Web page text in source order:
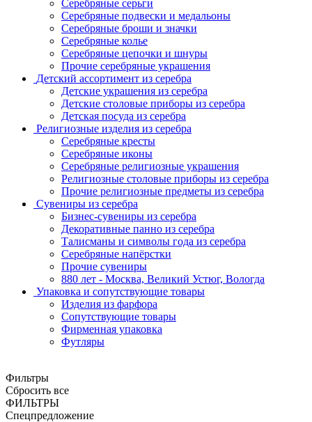
Серебряные серьги
Серебряные подвески и медальоны
Серебряные броши и значки
Серебряные колье
Серебряные цепочки и шнуры
Прочие серебряные украшения
Детский ассортимент из серебра
Детские украшения из серебра
Детские столовые приборы из серебра
Детская посуда из серебра
Религиозные изделия из серебра
Серебряные кресты
Серебряные иконы
Серебряные религиозные украшения
Религиозные столовые приборы из серебра
Прочие религиозные предметы из серебра
Сувениры из серебра
Бизнес-сувениры из серебра
Декоративные панно из серебра
Талисманы и символы года из серебра
Серебряные напёрстки
Прочие сувениры
880 лет - Москва, Великий Устюг, Вологда
Упаковка и сопутствующие товары
Изделия из фарфора
Сопутствующие товары
Фирменная упаковка
Футляры
Фильтры
Сбросить все
ФИЛЬТРЫ
Спецпредложение